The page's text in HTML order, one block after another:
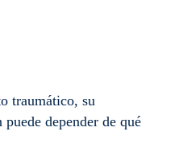
traumático, su
depender de qué